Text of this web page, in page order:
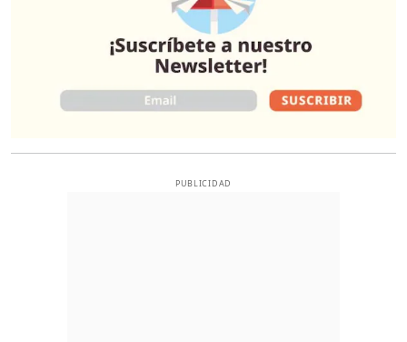
PUBLICIDAD